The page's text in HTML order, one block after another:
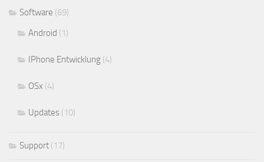
Software (69)
Android (1)
IPhone Entwicklung (4)
OSx (4)
Updates (10)
Support (17)